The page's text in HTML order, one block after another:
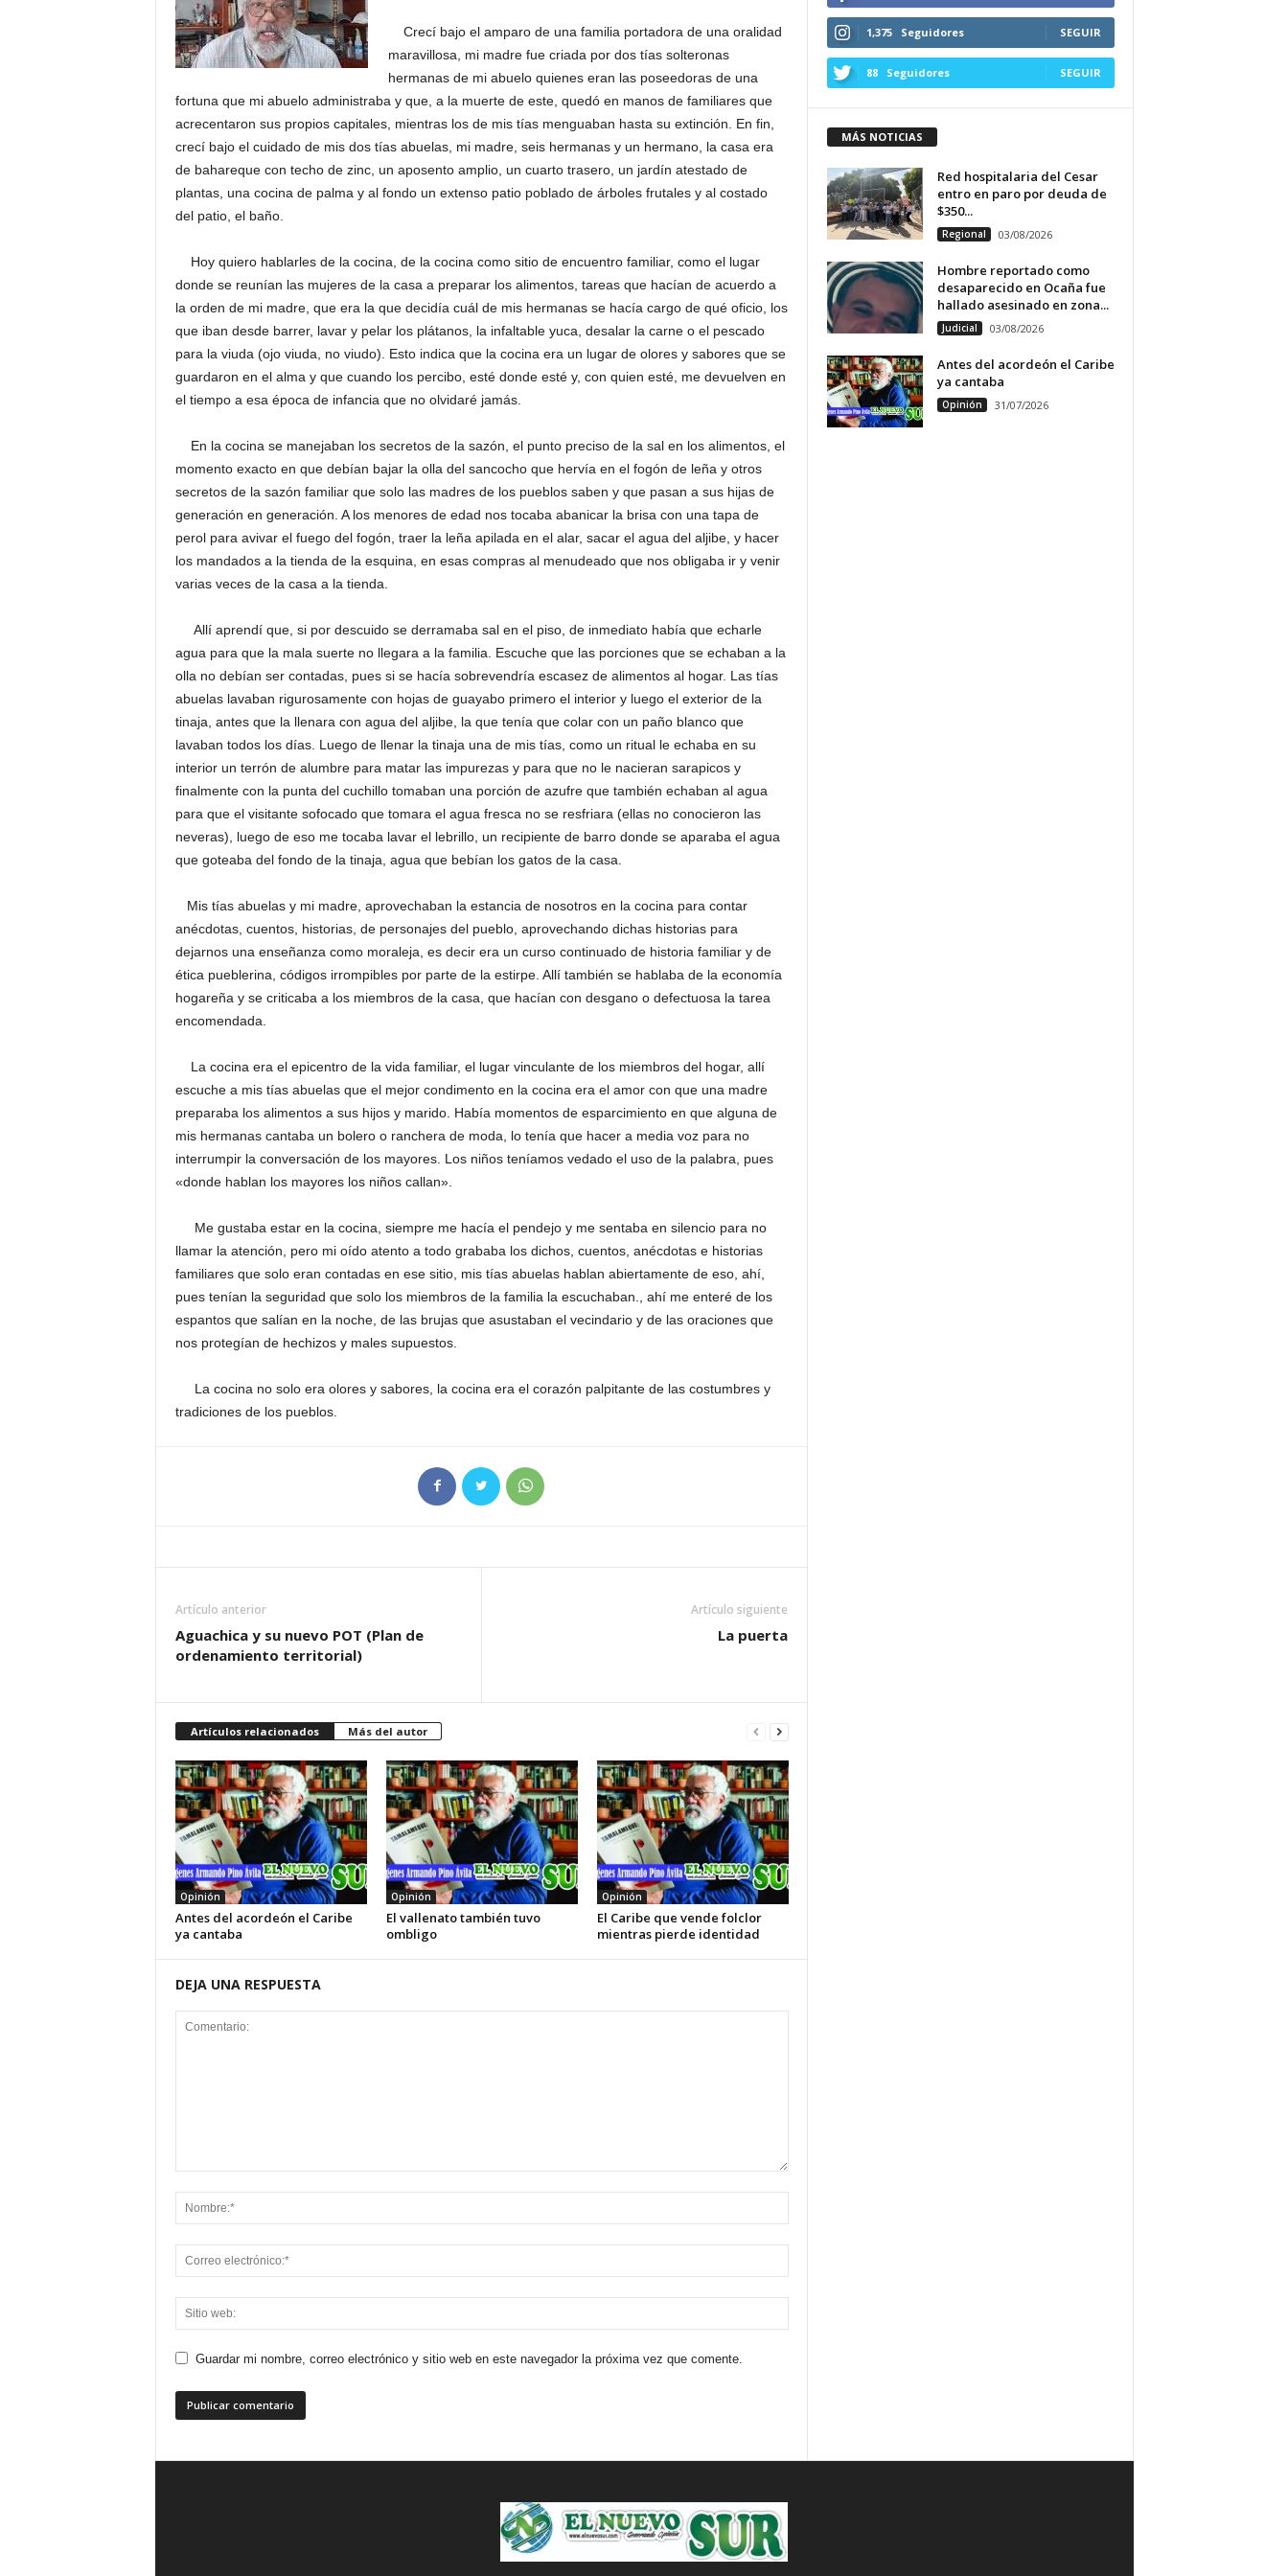
Crecí bajo el amparo de una familia portadora de una oralidad
maravillosa, mi madre fue criada por dos tías solteronas
hermanas de mi abuelo quienes eran las poseedoras de una
fortuna que mi abuelo administraba y que, a la muerte de este, quedó en manos de familiares que
acrecentaron sus propios capitales, mientras los de mis tías menguaban hasta su extinción. En fin,
crecí bajo el cuidado de mis dos tías abuelas, mi madre, seis hermanas y un hermano, la casa era
de bahareque con techo de zinc, un aposento amplio, un cuarto trasero, un jardín atestado de
plantas, una cocina de palma y al fondo un extenso patio poblado de árboles frutales y al costado
del patio, el baño.
Hoy quiero hablarles de la cocina, de la cocina como sitio de encuentro familiar, como el lugar
donde se reunían las mujeres de la casa a preparar los alimentos, tareas que hacían de acuerdo a
la orden de mi madre, que era la que decidía cuál de mis hermanas se hacía cargo de qué oficio, los
que iban desde barrer, lavar y pelar los plátanos, la infaltable yuca, desalar la carne o el pescado
para la viuda (ojo viuda, no viudo). Esto indica que la cocina era un lugar de olores y sabores que se
guardaron en el alma y que cuando los percibo, esté donde esté y, con quien esté, me devuelven en
el tiempo a esa época de infancia que no olvidaré jamás.
En la cocina se manejaban los secretos de la sazón, el punto preciso de la sal en los alimentos, el
momento exacto en que debían bajar la olla del sancocho que hervía en el fogón de leña y otros
secretos de la sazón familiar que solo las madres de los pueblos saben y que pasan a sus hijas de
generación en generación. A los menores de edad nos tocaba abanicar la brisa con una tapa de
perol para avivar el fuego del fogón, traer la leña apilada en el alar, sacar el agua del aljibe, y hacer
los mandados a la tienda de la esquina, en esas compras al menudeado que nos obligaba ir y venir
varias veces de la casa a la tienda.
Allí aprendí que, si por descuido se derramaba sal en el piso, de inmediato había que echarle
agua para que la mala suerte no llegara a la familia. Escuche que las porciones que se echaban a la
olla no debían ser contadas, pues si se hacía sobrevendría escasez de alimentos al hogar. Las tías
abuelas lavaban rigurosamente con hojas de guayabo primero el interior y luego el exterior de la
tinaja, antes que la llenara con agua del aljibe, la que tenía que colar con un paño blanco que
lavaban todos los días. Luego de llenar la tinaja una de mis tías, como un ritual le echaba en su
interior un terrón de alumbre para matar las impurezas y para que no le nacieran sarapicos y
finalmente con la punta del cuchillo tomaban una porción de azufre que también echaban al agua
para que el visitante sofocado que tomara el agua fresca no se resfriara (ellas no conocieron las
neveras), luego de eso me tocaba lavar el lebrillo, un recipiente de barro donde se aparaba el agua
que goteaba del fondo de la tinaja, agua que bebían los gatos de la casa.
Mis tías abuelas y mi madre, aprovechaban la estancia de nosotros en la cocina para contar
anécdotas, cuentos, historias, de personajes del pueblo, aprovechando dichas historias para
dejarnos una enseñanza como moraleja, es decir era un curso continuado de historia familiar y de
ética pueblerina, códigos irrompibles por parte de la estirpe. Allí también se hablaba de la economía
hogareña y se criticaba a los miembros de la casa, que hacían con desgano o defectuosa la tarea
encomendada.
La cocina era el epicentro de la vida familiar, el lugar vinculante de los miembros del hogar, allí
escuche a mis tías abuelas que el mejor condimento en la cocina era el amor con que una madre
preparaba los alimentos a sus hijos y marido. Había momentos de esparcimiento en que alguna de
mis hermanas cantaba un bolero o ranchera de moda, lo tenía que hacer a media voz para no
interrumpir la conversación de los mayores. Los niños teníamos vedado el uso de la palabra, pues
«donde hablan los mayores los niños callan».
Me gustaba estar en la cocina, siempre me hacía el pendejo y me sentaba en silencio para no
llamar la atención, pero mi oído atento a todo grababa los dichos, cuentos, anécdotas e historias
familiares que solo eran contadas en ese sitio, mis tías abuelas hablan abiertamente de eso, ahí,
pues tenían la seguridad que solo los miembros de la familia la escuchaban., ahí me enteré de los
espantos que salían en la noche, de las brujas que asustaban el vecindario y de las oraciones que
nos protegían de hechizos y males supuestos.
La cocina no solo era olores y sabores, la cocina era el corazón palpitante de las costumbres y
tradiciones de los pueblos.
Artículo anterior
Aguachica y su nuevo POT (Plan de
ordenamiento territorial)
Artículo siguiente
La puerta
Artículos relacionados Más del autor
Opinión
Antes del acordeón el Caribe
ya cantaba
Opinión
El vallenato también tuvo
ombligo
Opinión
El Caribe que vende folclor
mientras pierde identidad
DEJA UNA RESPUESTA
Guardar mi nombre, correo electrónico y sitio web en este navegador la próxima vez que comente.
1,375 Seguidores SEGUIR
88 Seguidores SEGUIR
MÁS NOTICIAS
Red hospitalaria del Cesar
entro en paro por deuda de
$350...
Regional 03/08/2026
Hombre reportado como
desaparecido en Ocaña fue
hallado asesinado en zona...
Judicial 03/08/2026
Antes del acordeón el Caribe
ya cantaba
Opinión 31/07/2026